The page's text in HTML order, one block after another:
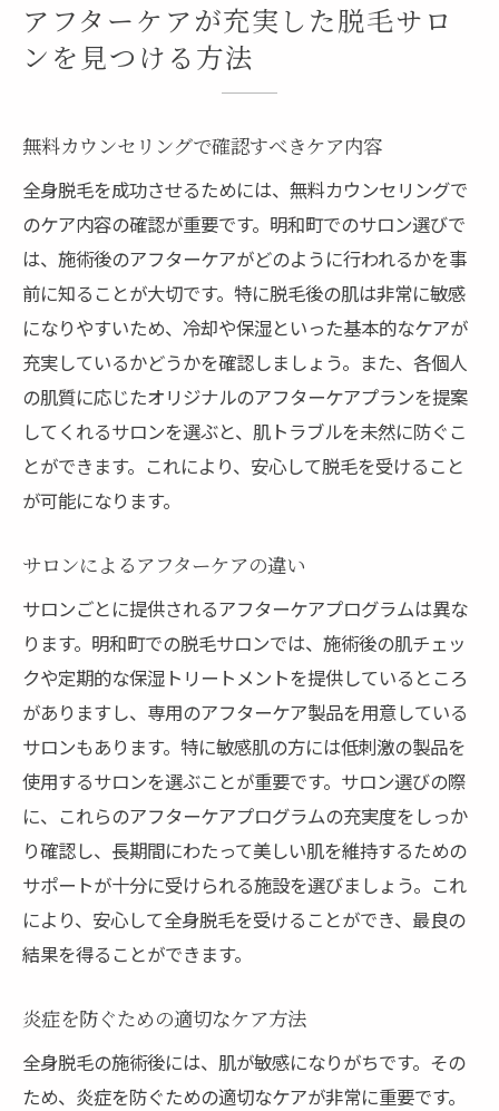
アフターケアが充実した脱毛サロ
ンを見つける方法
無料カウンセリングで確認すべきケア内容
全身脱毛を成功させるためには、無料カウンセリングで
のケア内容の確認が重要です。明和町でのサロン選びで
は、施術後のアフターケアがどのように行われるかを事
前に知ることが大切です。特に脱毛後の肌は非常に敏感
になりやすいため、冷却や保湿といった基本的なケアが
充実しているかどうかを確認しましょう。また、各個人
の肌質に応じたオリジナルのアフターケアプランを提案
してくれるサロンを選ぶと、肌トラブルを未然に防ぐこ
とができます。これにより、安心して脱毛を受けること
が可能になります。
サロンによるアフターケアの違い
サロンごとに提供されるアフターケアプログラムは異な
ります。明和町での脱毛サロンでは、施術後の肌チェッ
クや定期的な保湿トリートメントを提供しているところ
がありますし、専用のアフターケア製品を用意している
サロンもあります。特に敏感肌の方には低刺激の製品を
使用するサロンを選ぶことが重要です。サロン選びの際
に、これらのアフターケアプログラムの充実度をしっか
り確認し、長期間にわたって美しい肌を維持するための
サポートが十分に受けられる施設を選びましょう。これ
により、安心して全身脱毛を受けることができ、最良の
結果を得ることができます。
炎症を防ぐための適切なケア方法
全身脱毛の施術後には、肌が敏感になりがちです。その
ため、炎症を防ぐための適切なケアが非常に重要です。